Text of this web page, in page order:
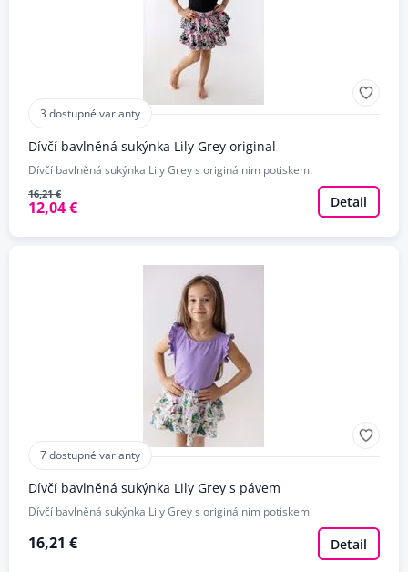
3 dostupné varianty
Dívčí bavlněná sukýnka Lily Grey original
Dívčí bavlněná sukýnka Lily Grey s originálním potiskem.
16,21 €
12,04 € Detail
7 dostupné varianty
Dívčí bavlněná sukýnka Lily Grey s pávem
Dívčí bavlněná sukýnka Lily Grey s originálním potiskem.
16,21 € Detail